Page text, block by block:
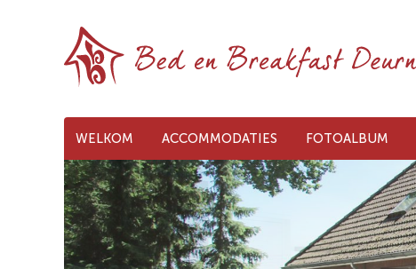
WELKOM ACCOMMODATIES FOTOALBUM